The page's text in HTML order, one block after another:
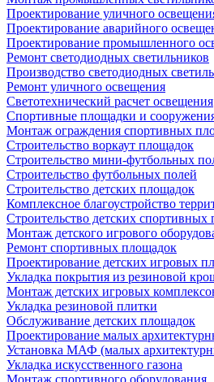
Проектирование уличного
Проектирование аварийного
Проектирование промышленного
Ремонт светодиодных светильников
Производство светодиодных
Ремонт уличного освещения
Светотехнический расчет освещения
Спортивные площадки и
Монтаж ограждения спортивных
Строительство воркаут площадок
Строительство мини-футбольных
Строительство футбольных полей
Строительство детских площадок
Комплексное благоустройство
Строительство детских спортивных
Монтаж детского игрового
Ремонт спортивных площадок
Проектирование детских игровых
Укладка покрытия из резиновой
Монтаж детских игровых
Укладка резиновой плитки
Обслуживание детских площадок
Проектирование малых
Установка МАФ (малых
Укладка искусственного газона
Монтаж спортивного оборудования